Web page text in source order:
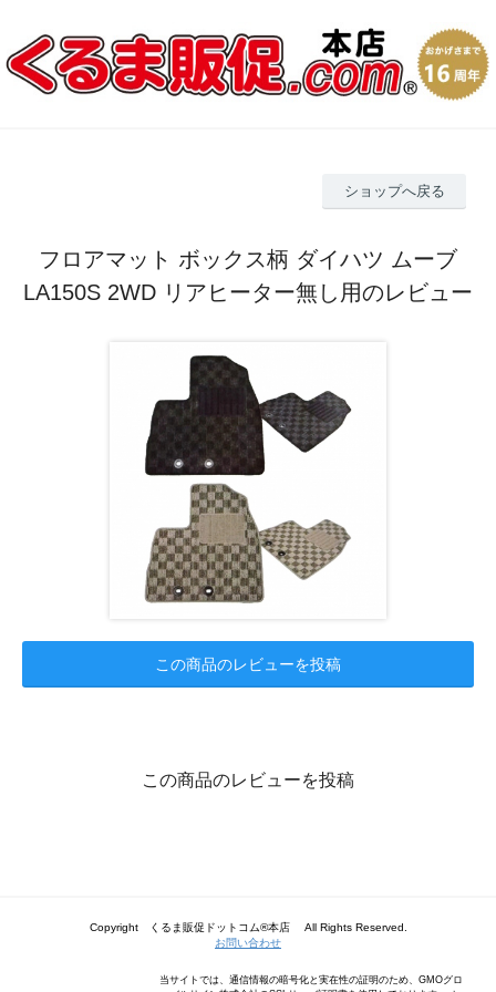
ショップへ戻る
フロアマット ボックス柄 ダイハツ ムーブ
LA150S 2WD リアヒーター無し用のレビュー
この商品のレビューを投稿
この商品のレビューを投稿
Copyright くるま販促ドットコム®本店 All Rights Reserved.
お問い合わせ
当サイトでは、通信情報の暗号化と実在性の証明のため、GMOグロ